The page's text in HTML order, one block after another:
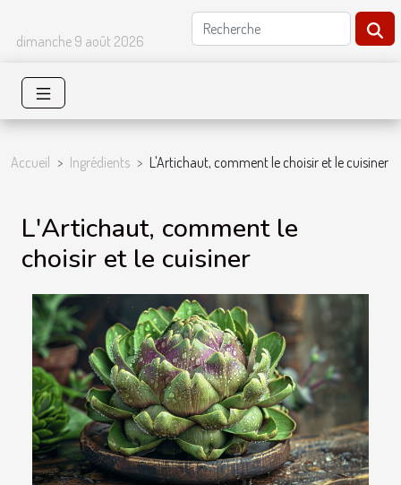
dimanche 9 août 2026
Accueil Ingrédients L'Artichaut, comment le choisir et le cuisiner
L'Artichaut, comment le
choisir et le cuisiner